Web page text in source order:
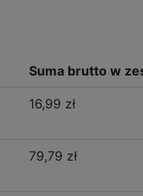
Suma brutto w
16,99 zł
79,79 zł